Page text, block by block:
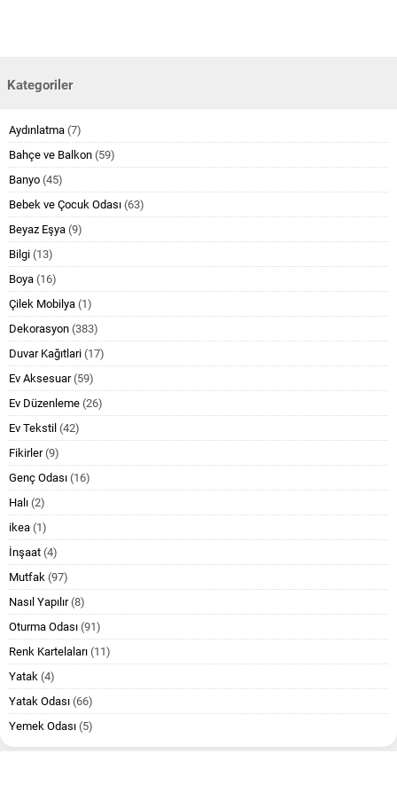
Kategoriler
Aydınlatma (7)
Bahçe ve Balkon (59)
Banyo (45)
Bebek ve Çocuk Odası (63)
Beyaz Eşya (9)
Bilgi (13)
Boya (16)
Çilek Mobilya (1)
Dekorasyon (383)
Duvar Kağıtlari (17)
Ev Aksesuar(59)
Ev Düzenleme (26)
Ev Tekstil (42)
Fikirler(9)
Genç Odası (16)
Halı (2)
ikea (1)
İnşaat (4)
Mutfak (97)
Nasıl Yapılır(8)
Oturma Odası (91)
Renk Kartelaları (11)
Yatak (4)
Yatak Odası (66)
Yemek Odası (5)